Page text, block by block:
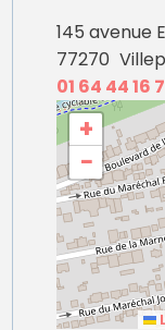
145 avenue
77270
01 64 44 16
+
−